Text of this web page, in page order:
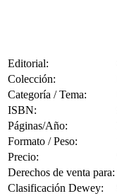
Editorial:
Colección:
Categoría / Tema:
ISBN:
Páginas/Año:
Formato / Peso:
Precio:
Derechos de venta para:
Clasificación Dewey: